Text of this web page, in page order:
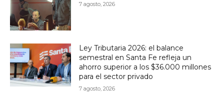
7 agosto, 2026
Ley Tributaria 2026: el balance
semestral en Santa Fe refleja un
ahorro superior a los $36.000 millones
para el sector privado
7 agosto, 2026